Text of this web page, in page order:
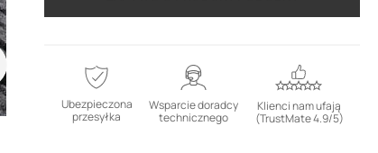
Ubezpieczona
przesyłka
Wsparcie doradcy
technicznego
Klienci nam ufają
(TrustMate 4.9/5)